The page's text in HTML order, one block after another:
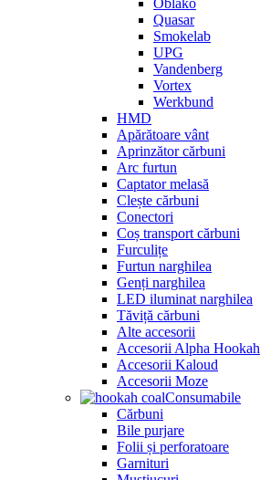
Quasar
Smokelab
UPG
Vandenberg
Vortex
Werkbund
HMD
Apărătoare vânt
Aprinzător cărbuni
Arc furtun
Captator melasă
Clește cărbuni
Conectori
Coș transport cărbuni
Furculițe
Furtun narghilea
Genți narghilea
LED iluminat narghilea
Tăviță cărbuni
Alte accesorii
Accesorii Alpha Hookah
Accesorii Kaloud
Accesorii Moze
Consumabile
Cărbuni
Bile purjare
Folii și perforatoare
Garnituri